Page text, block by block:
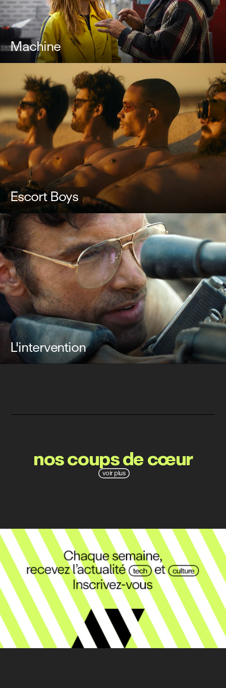
Machine
Escort Boys
L'intervention
voir plus
nos coups de cœur